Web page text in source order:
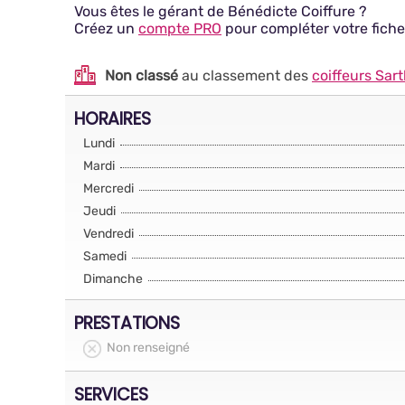
Vous êtes le gérant de Bénédicte Coiffure ?
Créez un compte PRO pour compléter votre
Non classé au classement des coiffeurs
HORAIRES
Lundi
Mardi
Mercredi
Jeudi
Vendredi
Samedi
Dimanche
PRESTATIONS
Non renseigné
SERVICES